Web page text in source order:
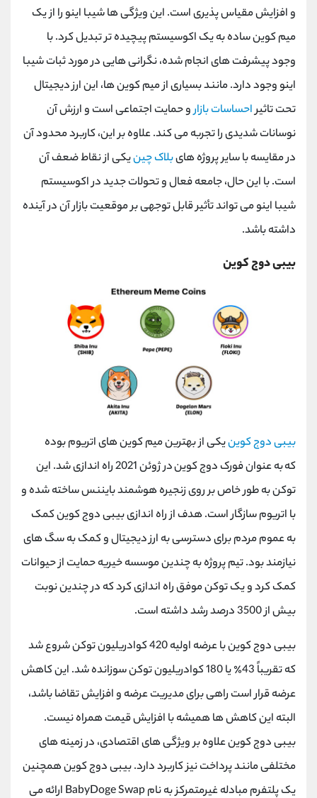
و افزایش مقیاس پذیری است. این ویژگی ها شیبا اینو را از یک
میم کوین ساده به یک اکوسیستم پیچیده تر تبدیل کرد. با
وجود پیشرفت های انجام شده، نگرانی هایی در مورد ثبات شیبا
اینو وجود دارد. مانند بسیاری از میم کوین ها، این ارز دیجیتال
تحت تاثیراحساسات بازارو حمایت اجتماعی است و ارزش آن
نوسانات شدیدی را تجربه می کند. علاوه بر این، کاربرد محدود آن
در مقایسه با سایر پروژه هایبلاک چینیکی از نقاط ضعف آن
است. با این حال، جامعه فعال و تحولات جدید در اکوسیستم
شیبا اینو می تواند تأثیر قابل توجهی بر موقعیت بازار آن در آینده
داشته باشد.
بیبی دوج کوین
بیبی دوج کوینیکی از بهترین میم کوین های اتریوم بوده
که به عنوان فورک دوج کوین در ژوئن 2021 راه اندازی شد. این
توکن به طور خاص بر روی زنجیره هوشمند بایننس ساخته شده و
با اتریوم سازگار است. هدف از راه اندازی بیبی دوج کوین کمک
به عموم مردم برای دسترسی به ارز دیجیتال و کمک به سگ های
نیازمند بود. تیم پروژه به چندین موسسه خیریه حمایت از حیوانات
کمک کرد و یک توکن موفق راه اندازی کرد که در چندین نوبت
بیش از 3500 درصد رشد داشته است.
بیبی دوج کوین با عرضه اولیه 420 کوادریلیون توکن شروع شد
که تقریباً 43٪ یا 180 کوادریلیون توکن سوزانده شد. این کاهش
عرضه قرار است راهی برای مدیریت عرضه و افزایش تقاضا باشد،
البته این کاهش ها همیشه با افزایش قیمت همراه نیست.
بیبی دوج کوین علاوه بر ویژگی های اقتصادی، در زمینه های
مختلفی مانند پرداخت نیز کاربرد دارد. بیبی دوج کوین همچنین
یک پلتفرم مبادله غیرمتمرکز به نام BabyDoge Swap ارائه می